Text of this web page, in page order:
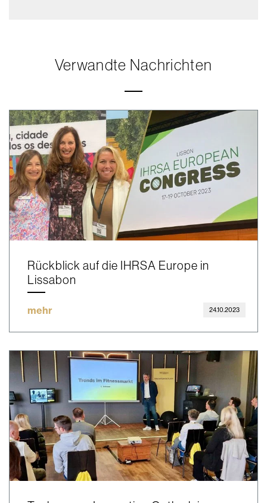
Verwandte Nachrichten
Rückblick auf die IHRSA Europe in
Lissabon
mehr 24.10.2023